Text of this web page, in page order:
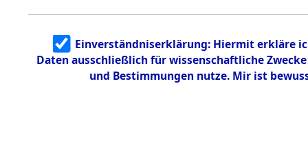
5.3.2
Identifizierun
g
5.3.3
Todesmärsch
0075
Einverständniserklärung: Hiermit erkläre
Daten ausschließlich für wissenschaftliche
und Bestimmungen nutze. Mir ist